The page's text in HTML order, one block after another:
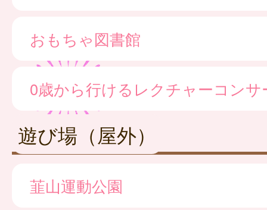
おもちゃ図書館
0歳から行けるレクチャーコンサ
遊び場（屋外）
韮山運動公園